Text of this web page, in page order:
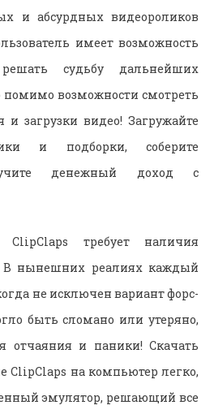
и абсурдных видеороликов
имеет возможность
судьбу дальнейших
помимо возможности смотреть
и загрузки видео! Загружайте
и подборки, соберите
денежный доход с
ClipClaps требует наличия
В нынешних реалиях каждый
не исключен вариант форс-
быть сломано или утеряно,
отчаяния и паники! Скачать
ClipClaps на компьютер легко,
эмулятор, решающий все